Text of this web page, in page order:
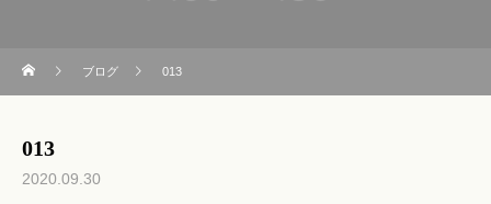
ブログ 013
013
2020.09.30